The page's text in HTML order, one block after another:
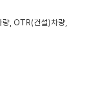
량, OTR(건설)차량,